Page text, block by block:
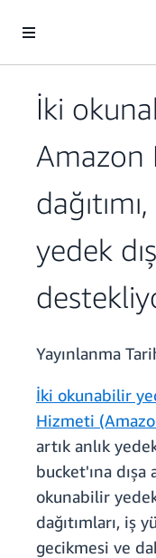
İki
Amazon
yedek
Yayınlanma
İki okunabilir
Hizmeti
artık anlık
bucket'ına dışa
okunabilir
dağıtımları, iş
gecikmesi ve